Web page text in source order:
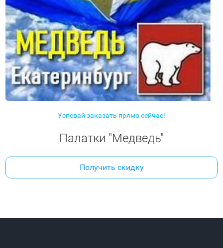
Успевай заказать прямо сейчас!
Палатки "Медведь"
Получить скидку